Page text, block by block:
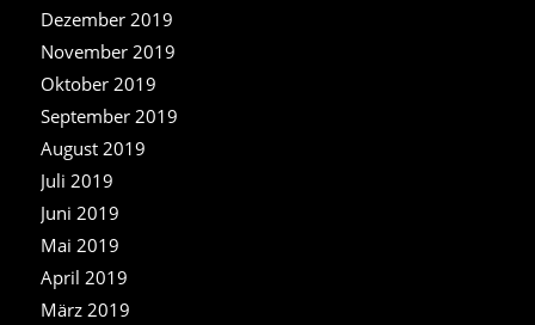
Dezember 2019
November 2019
Oktober 2019
September 2019
August 2019
Juli 2019
Juni 2019
Mai 2019
April 2019
März 2019